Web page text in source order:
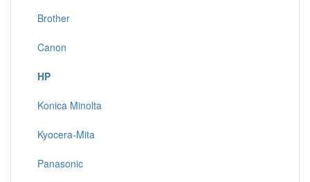
Brother
Canon
HP
Konica Minolta
Kyocera-Mita
Panasonic